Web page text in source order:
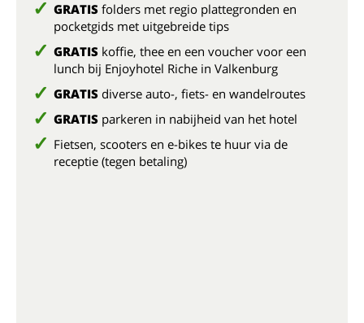
GRATIS folders met regio plattegronden en
pocketgids met uitgebreide tips
GRATIS koffie, thee en een voucher voor een
lunch bij Enjoyhotel Riche in Valkenburg
GRATIS diverse auto-, fiets- en wandelroutes
GRATIS parkeren in nabijheid van het hotel
Fietsen, scooters en e-bikes te huur via de
receptie (tegen betaling)